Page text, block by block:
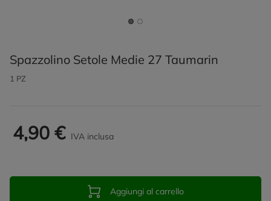
Spazzolino Setole Medie 27 Taumarin
1 PZ
4,90 € IVA inclusa
Aggiungi al carrello